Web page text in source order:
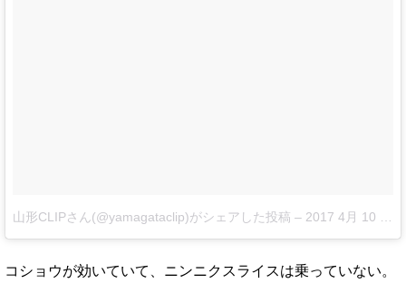
山形CLIPさん(@yamagataclip)がシェアした投稿 – 2017 4月 10 5:02午前 PDT
コショウが効いていて、ニンニクスライスは乗っていない。